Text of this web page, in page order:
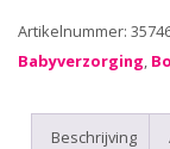
Artikelnummer:
Babyverzorging,
Beschrijving